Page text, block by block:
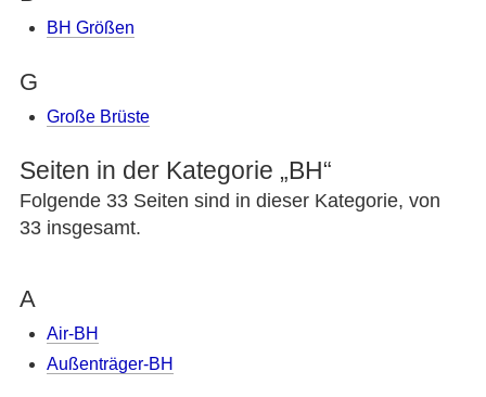
BH Größen
G
Große Brüste
Seiten in der Kategorie „BH“
Folgende 33 Seiten sind in dieser Kategorie, von
33 insgesamt.
A
Air-BH
Außenträger-BH